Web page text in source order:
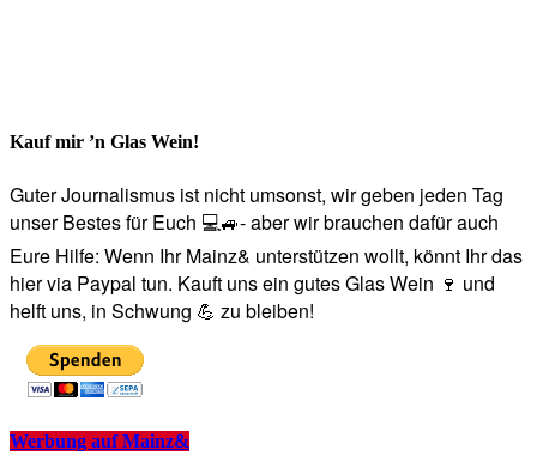
Kauf mir ’n Glas Wein!
Guter Journalismus ist nicht umsonst, wir geben jeden Tag
unser Bestes für Euch 💻🚙- aber wir brauchen dafür auch
Eure Hilfe: Wenn Ihr Mainz& unterstützen wollt, könnt Ihr das
hier via Paypal tun. Kauft uns ein gutes Glas Wein 🍷 und
helft uns, in Schwung 💪 zu bleiben!
Werbung auf Mainz&